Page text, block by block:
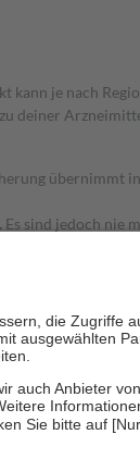
kann je nach
deiner
übernimmt
Es sind jedoch nie
an bei: